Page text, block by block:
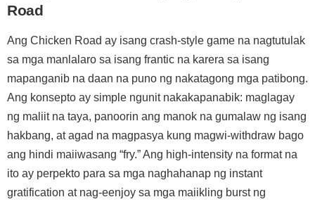
Road
Ang Chicken Road ay isang crash‑style game na nagtutulak
sa mga manlalaro sa isang frantic na karera sa isang
mapanganib na daan na puno ng nakatagong mga patibong.
Ang konsepto ay simple ngunit nakakapanabik: maglagay
ng maliit na taya, panoorin ang manok na gumalaw ng isang
hakbang, at agad na magpasya kung magwi-withdraw bago
ang hindi maiiwasang “fry.” Ang high‑intensity na format na
ito ay perpekto para sa mga naghahanap ng instant
gratification at nag-eenjoy sa mga maiikling burst ng